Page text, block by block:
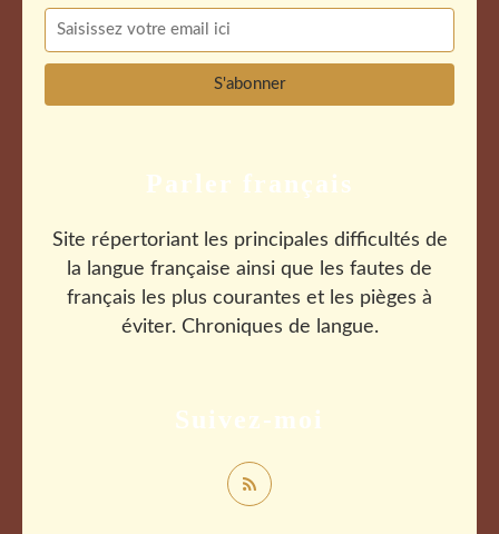
Suivez-moi
Parler français
Site répertoriant les principales difficultés de
la langue française ainsi que les fautes de
français les plus courantes et les pièges à
éviter. Chroniques de langue.